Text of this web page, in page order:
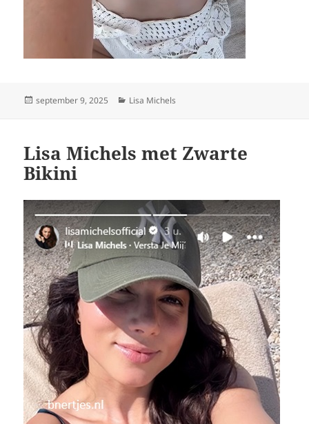
Geplaatst
september 9, 2025 Categorieën
Lisa Michels
Lisa Michels met Zwarte
Bikini